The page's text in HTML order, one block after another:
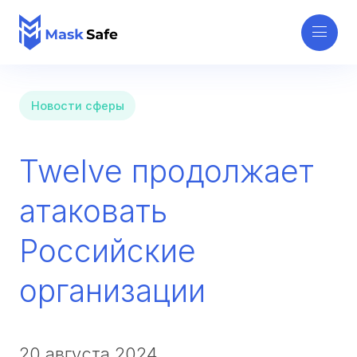
Новости сферы
Twelve продолжает
атаковать
Российские
организации